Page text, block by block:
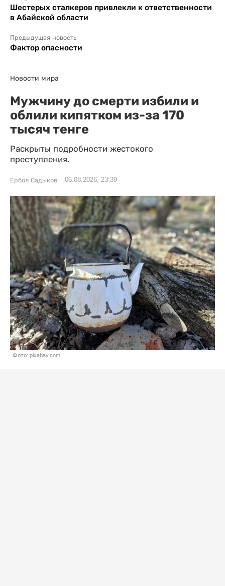
Шестерых сталкеров привлекли к ответственности
в Абайской области
Предыдущая новость
Фактор опасности
Новости мира
Мужчину до смерти избили и
облили кипятком из-за 170
тысяч тенге
Раскрыты подробности жестокого
преступления.
Ербол Садыков 06.08.2026, 23:39
Фото: pixabay.com